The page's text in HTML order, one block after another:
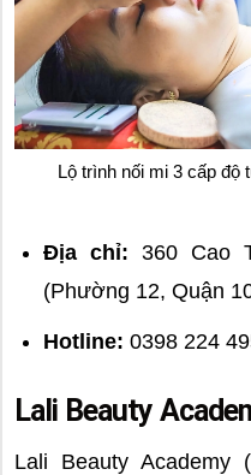
Lộ trình nối mi 3 cấp độ
Địa chỉ: 360 Cao
(Phường 12, Quận
Hotline: 0398 224
Lali Beauty
Lali Beauty Academy